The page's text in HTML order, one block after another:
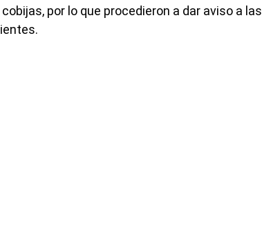
por lo que procedieron a dar aviso a las